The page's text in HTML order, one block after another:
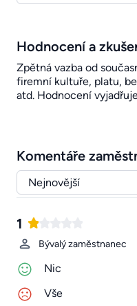
Hodnocení a
Zpětná vazba od
firemní kultuře, platu,
atd. Hodnocení
Komentáře
1
Bývalý zaměstnanec
Nic
Vše